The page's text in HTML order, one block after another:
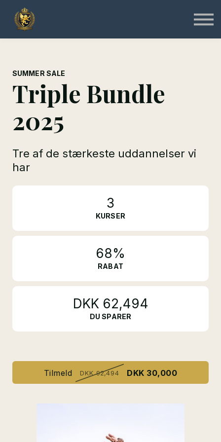
SUMMER SALE
Triple Bundle
2025
Tre af de stærkeste uddannelser vi
har
3
KURSER
68%
RABAT
DKK 62,494
DU SPARER
Tilmeld DKK 92,494 DKK 30,000